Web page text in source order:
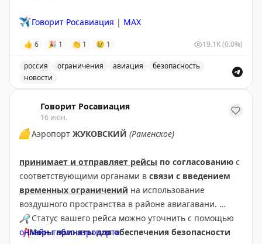
✈️ Говорит Росавиация | МАХ
👍 6 🎉 1 👏 1 😢 1 19.1K(0.0%)
россия ограничения авиация
безопасность
новости
Говорит Росавиация
16 июн.
🟡Аэропорт ЖУКОВСКИЙ (Раменское)
принимает и отправляет рейсы по согласованию с
соответствующими органами в связи с введением
временных ограничений на использование
воздушного пространства в районе авиагавани.
❗Меры приняты для обеспечения безопасности
🔎Статус вашего рейса можно уточнить с помощью
онлайн-табло аэропорта.